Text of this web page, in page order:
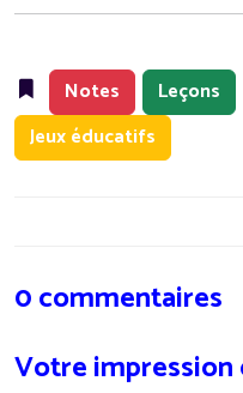
Notes
Leçons
Jeux éducatifs
0 commentaires
Votre impression